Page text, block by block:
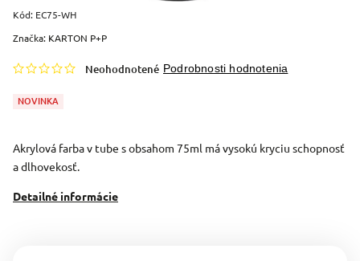
Kód: EC75-WH
NOVINKA
Neohodnotené Podrobnosti hodnotenia
Akrylová farba v tube s obsahom 75ml má vysokú kryciu schopnosť
a dlhovekosť.
Detailné informácie
Značka: KARTON P+P